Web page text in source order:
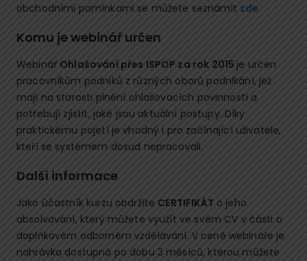
obchodními pomínkami se můžete seznámit zde.
Komu je webinář určen
Webinář Ohlašování přes ISPOP za rok 2015 je určen
pracovníkům podniků z různých oborů podnikání, jež
mají na starosti plnění ohlašovacích povinností a
potřebují zjistit, jaké jsou aktuální postupy. Díky
praktickému pojetí je vhodný i pro začínající uživatele,
kteří se systémem dosud nepracovali.
Další informace
Jako účastník kurzu obdržíte CERTIFIKÁT o jeho
absolvování, který můžete využít ve svém CV v části o
doplňkovém odborném vzdělávání. V ceně webináře je
nahrávka dostupná po dobu 3 měsíců, kterou můžete